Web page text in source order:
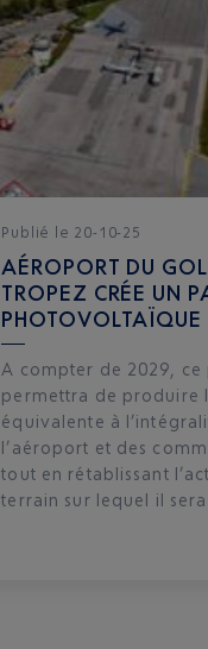
Publié le 20-10-25
AÉROPORT DU
TROPEZ CRÉE UN
PHOTOVOLTAÏQUE
A compter de 2029,
permettra de produire
équivalente à
l’aéroport et des
tout en rétablissant
terrain sur lequel il sera